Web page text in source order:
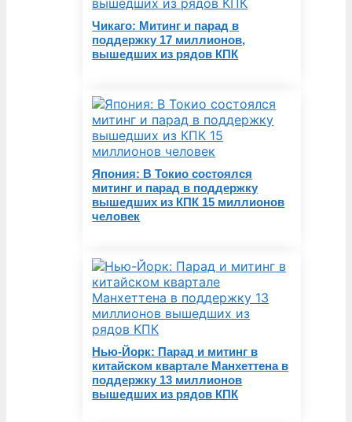
Чикаго: Митинг и парад в
поддержку 17 миллионов,
вышедших из рядов КПК
Япония: В Токио состоялся
митинг и парад в поддержку
вышедших из КПК 15 миллионов
человек
Нью-Йорк: Парад и митинг в
китайском квартале Манхеттена в
поддержку 13 миллионов
вышедших из рядов КПК